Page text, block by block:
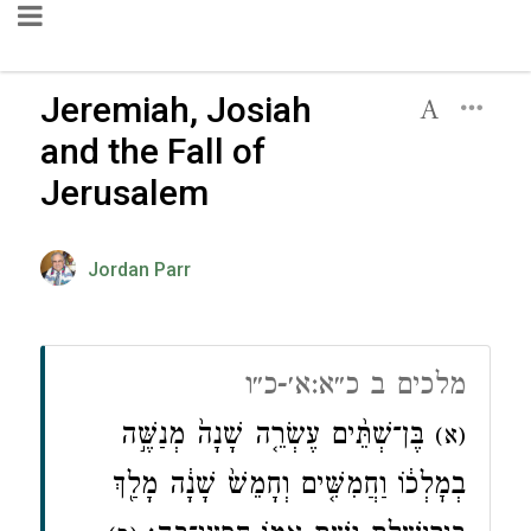
Jeremiah, Josiah
and the Fall of
Jerusalem
Jordan Parr
מלכים ב כ״א:א׳-כ״ו
(א) בֶּן־שְׁתֵּ֨ים עֶשְׂרֵ֤ה שָׁנָה֙ מְנַשֶּׁ֣ה
בְמׇלְכ֔וֹ וַחֲמִשִּׁ֤ים וְחָמֵשׁ֙ שָׁנָ֔ה מָלַ֖ךְ